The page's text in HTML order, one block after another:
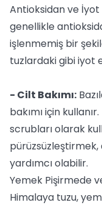
Antioksidan ve
genellikle
işlenmemiş bir
tuzlardaki gibi iyot
- Cilt Bakımı:
bakımı için
scrubları olarak
pürüzsüzleştirmek,
yardımcı olabilir.
Yemek Pişirmede
Himalaya tuzu,